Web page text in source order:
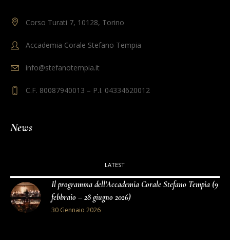
Corso Turati 7, 10128, Torino
Accademia Corale Stefano Tempia
info@stefanotempia.it
C.F. 80087940013 – P.I. 04334620012
News
LATEST
Il programma dell’Accademia Corale Stefano Tempia (9
febbraio – 28 giugno 2026)
30 Gennaio 2026